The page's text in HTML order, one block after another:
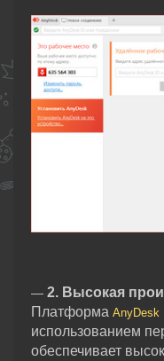
— 2. Высокая
Платформа AnyDesk
использованием
обеспечивает